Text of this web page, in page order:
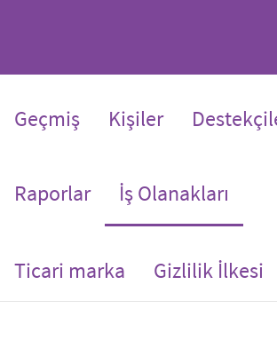
Geçmiş Kişiler
Raporlar İş Olanakları
Ticari marka Gizlilik İlkesi